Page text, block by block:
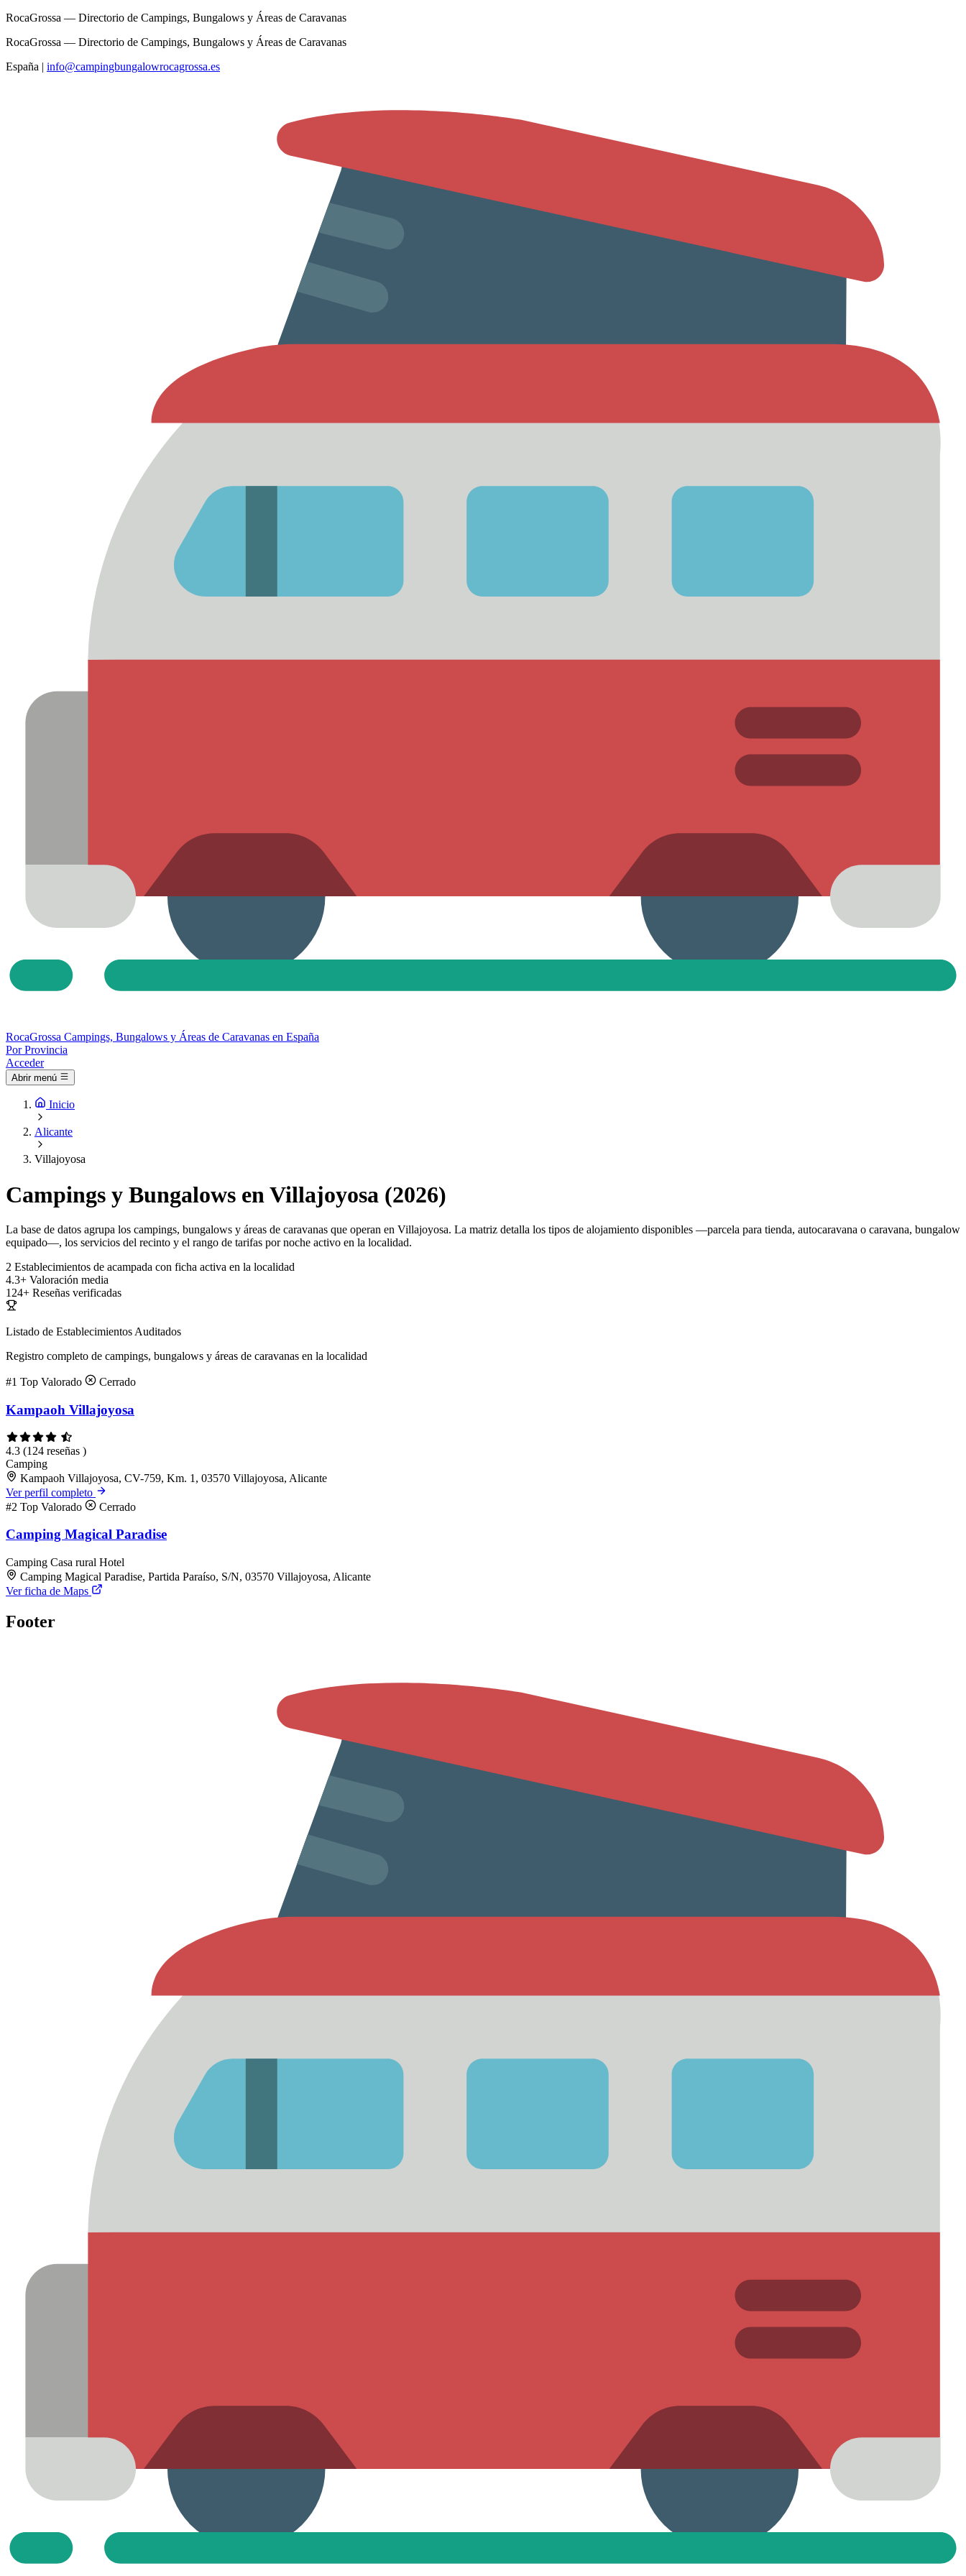
RocaGrossa — Directorio de Campings, Bungalows y Áreas de Caravanas
RocaGrossa — Directorio de Campings, Bungalows y Áreas de Caravanas
España | info@campingbungalowrocagrossa.es
RocaGrossa Campings, Bungalows y Áreas de Caravanas en España
Por Provincia
Acceder
Abrir menú
Inicio
Alicante
Villajoyosa
Campings y Bungalows en Villajoyosa (2026)
La base de datos agrupa los campings, bungalows y áreas de caravanas que operan en Villajoyosa. La matriz detalla los tipos de alojamiento disponibles —parcela para tienda, autocaravana o caravana, bungalow
equipado—, los servicios del recinto y el rango de tarifas por noche activo en la localidad.
2 Establecimientos de acampada con ficha activa en la localidad
4.3+ Valoración media
124+ Reseñas verificadas
Listado de Establecimientos Auditados
Registro completo de campings, bungalows y áreas de caravanas en la localidad
#1 Top Valorado Cerrado
Kampaoh Villajoyosa
4.3 (124 reseñas )
Camping
Kampaoh Villajoyosa, CV-759, Km. 1, 03570 Villajoyosa, Alicante
Ver perfil completo
#2 Top Valorado Cerrado
Camping Magical Paradise
Camping Casa rural Hotel
Camping Magical Paradise, Partida Paraíso, S/N, 03570 Villajoyosa, Alicante
Ver ficha de Maps
Footer